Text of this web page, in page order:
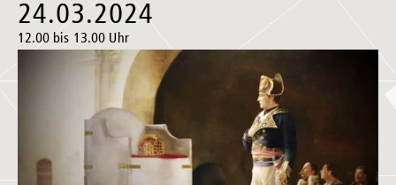
24.03.2024
12.00 bis 13.00 Uhr